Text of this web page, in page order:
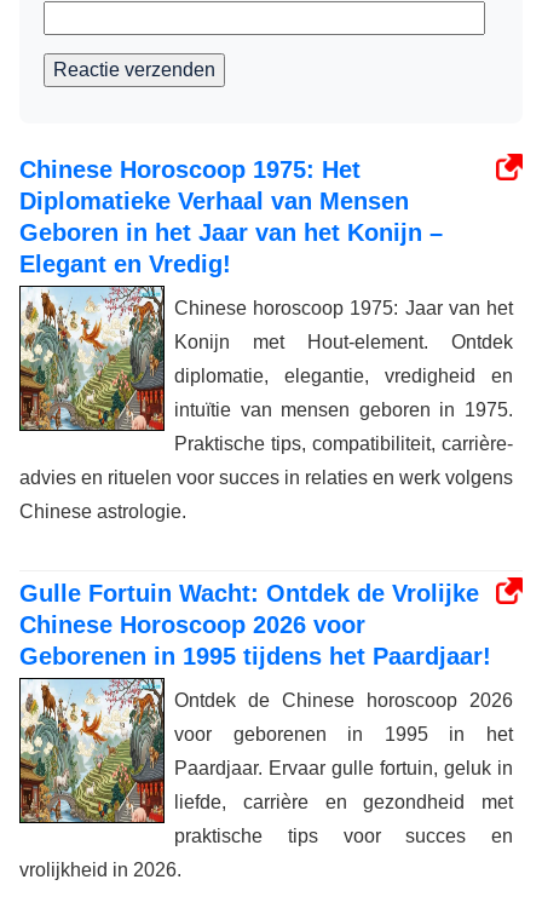
Reactie verzenden
Chinese Horoscoop 1975: Het
Diplomatieke Verhaal van Mensen
Geboren in het Jaar van het Konijn –
Elegant en Vredig!
Chinese horoscoop 1975: Jaar van het
Konijn met Hout-element. Ontdek
diplomatie, elegantie, vredigheid en
intuïtie van mensen geboren in 1975.
Praktische tips, compatibiliteit, carrière-
advies en rituelen voor succes in relaties en werk volgens
Chinese astrologie.
Gulle Fortuin Wacht: Ontdek de Vrolijke
Chinese Horoscoop 2026 voor
Geborenen in 1995 tijdens het Paardjaar!
Ontdek de Chinese horoscoop 2026
voor geborenen in 1995 in het
Paardjaar. Ervaar gulle fortuin, geluk in
liefde, carrière en gezondheid met
praktische tips voor succes en
vrolijkheid in 2026.